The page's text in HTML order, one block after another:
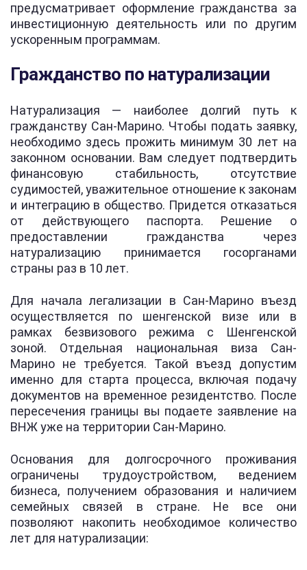
предусматривает оформление гражданства за
инвестиционную деятельность или по другим
ускоренным программам.
Гражданство по натурализации
Натурализация — наиболее долгий путь к
гражданству Сан-Марино. Чтобы подать заявку,
необходимо здесь прожить минимум 30 лет на
законном основании. Вам следует подтвердить
финансовую стабильность, отсутствие
судимостей, уважительное отношение к законам
и интеграцию в общество. Придется отказаться
от действующего паспорта. Решение о
предоставлении гражданства через
натурализацию принимается госорганами
страны раз в 10 лет.
Для начала легализации в Сан-Марино въезд
осуществляется по шенгенской визе или в
рамках безвизового режима с Шенгенской
зоной. Отдельная национальная виза Сан-
Марино не требуется. Такой въезд допустим
именно для старта процесса, включая подачу
документов на временное резидентство. После
пересечения границы вы подаете заявление на
ВНЖ уже на территории Сан-Марино.
Основания для долгосрочного проживания
ограничены трудоустройством, ведением
бизнеса, получением образования и наличием
семейных связей в стране. Не все они
позволяют накопить необходимое количество
лет для натурализации: